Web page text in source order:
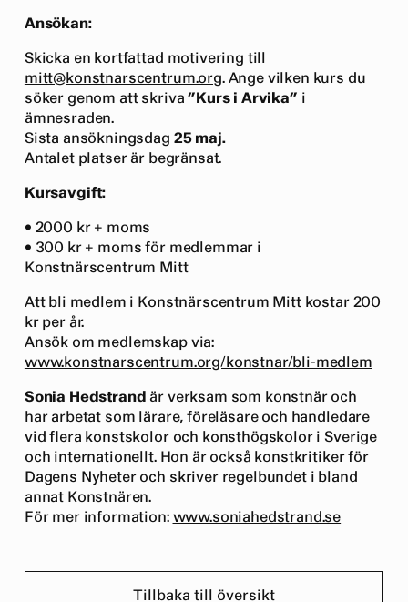
Ansökan:
Skicka en kortfattad motivering till
mitt@konstnarscentrum.org. Ange vilken kurs du
söker genom att skriva”Kurs i Arvika” i
ämnesraden.
Sista ansökningsdag 25 maj.
Antalet platser är begränsat.
Kursavgift:
• 2000 kr + moms
• 300 kr + moms för medlemmar i
Konstnärscentrum Mitt
Att bli medlem i Konstnärscentrum Mitt kostar 200
kr per år.
Ansök om medlemskap via:
www.konstnarscentrum.org/konstnar/bli-medlem
Sonia Hedstrandär verksam som konstnär och
har arbetat som lärare, föreläsare och handledare
vid flera konstskolor och konsthögskolor i Sverige
och internationellt. Hon är också konstkritiker för
Dagens Nyheter och skriver regelbundet i bland
annat Konstnären.
För mer information: www.soniahedstrand.se
Tillbaka till översikt